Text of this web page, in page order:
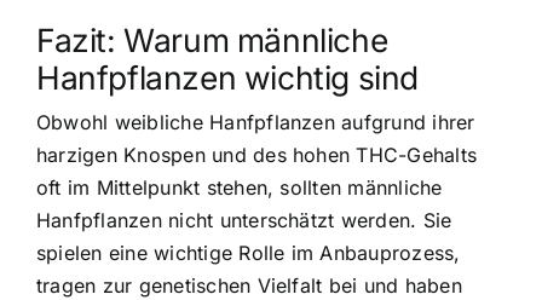
Fazit: Warum männliche
Hanfpflanzen wichtig sind
Obwohl weibliche Hanfpflanzen aufgrund ihrer
harzigen Knospen und des hohen THC-Gehalts
oft im Mittelpunkt stehen, sollten männliche
Hanfpflanzen nicht unterschätzt werden. Sie
spielen eine wichtige Rolle im Anbauprozess,
tragen zur genetischen Vielfalt bei und haben